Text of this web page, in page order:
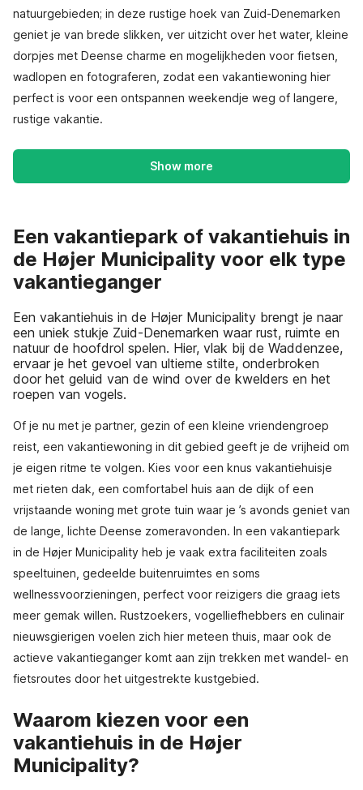
natuurgebieden; in deze rustige hoek van Zuid-Denemarken
geniet je van brede slikken, ver uitzicht over het water, kleine
dorpjes met Deense charme en mogelijkheden voor fietsen,
wadlopen en fotograferen, zodat een vakantiewoning hier
perfect is voor een ontspannen weekendje weg of langere,
rustige vakantie.
Show more
Een vakantiepark of vakantiehuis in
de Højer Municipality voor elk type
vakantieganger
Een vakantiehuis in de Højer Municipality brengt je naar
een uniek stukje Zuid-Denemarken waar rust, ruimte en
natuur de hoofdrol spelen. Hier, vlak bij de Waddenzee,
ervaar je het gevoel van ultieme stilte, onderbroken
door het geluid van de wind over de kwelders en het
roepen van vogels.
Of je nu met je partner, gezin of een kleine vriendengroep
reist, een vakantiewoning in dit gebied geeft je de vrijheid om
je eigen ritme te volgen. Kies voor een knus vakantiehuisje
met rieten dak, een comfortabel huis aan de dijk of een
vrijstaande woning met grote tuin waar je ’s avonds geniet van
de lange, lichte Deense zomeravonden. In een vakantiepark
in de Højer Municipality heb je vaak extra faciliteiten zoals
speeltuinen, gedeelde buitenruimtes en soms
wellnessvoorzieningen, perfect voor reizigers die graag iets
meer gemak willen. Rustzoekers, vogelliefhebbers en culinair
nieuwsgierigen voelen zich hier meteen thuis, maar ook de
actieve vakantieganger komt aan zijn trekken met wandel- en
fietsroutes door het uitgestrekte kustgebied.
Waarom kiezen voor een
vakantiehuis in de Højer
Municipality?